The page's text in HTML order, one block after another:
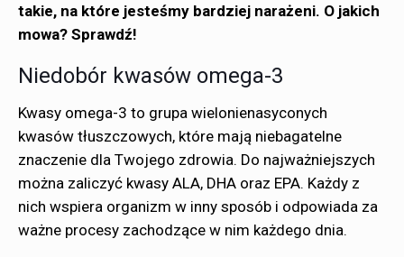
takie, na które jesteśmy bardziej narażeni. O jakich
mowa? Sprawdź!
Niedobór kwasów omega-3
Kwasy omega-3 to grupa wielonienasyconych
kwasów tłuszczowych, które mają niebagatelne
znaczenie dla Twojego zdrowia. Do najważniejszych
można zaliczyć kwasy ALA, DHA oraz EPA. Każdy z
nich wspiera organizm w inny sposób i odpowiada za
ważne procesy zachodzące w nim każdego dnia.